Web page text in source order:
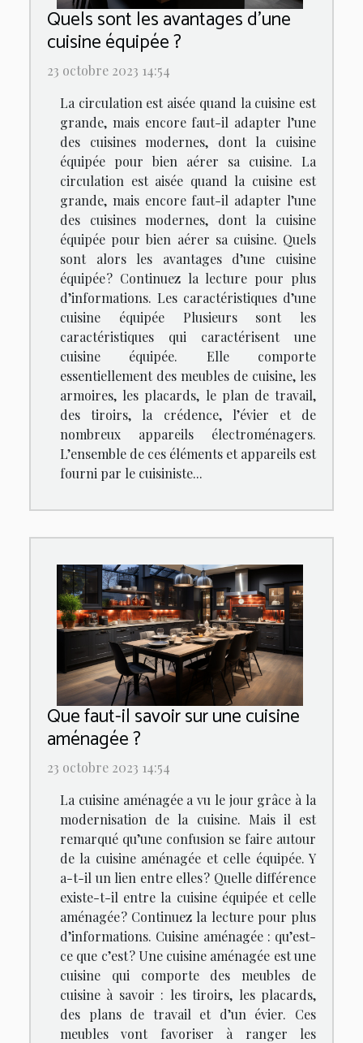
Quels sont les avantages d’une
cuisine équipée ?
23 octobre 2023 14:54
La circulation est aisée quand la cuisine est
grande, mais encore faut-il adapter l’une
des cuisines modernes, dont la cuisine
équipée pour bien aérer sa cuisine. La
circulation est aisée quand la cuisine est
grande, mais encore faut-il adapter l’une
des cuisines modernes, dont la cuisine
équipée pour bien aérer sa cuisine. Quels
sont alors les avantages d’une cuisine
équipée ? Continuez la lecture pour plus
d’informations. Les caractéristiques d’une
cuisine équipée Plusieurs sont les
caractéristiques qui caractérisent une
cuisine équipée. Elle comporte
essentiellement des meubles de cuisine, les
armoires, les placards, le plan de travail,
des tiroirs, la crédence, l’évier et de
nombreux appareils électroménagers.
L’ensemble de ces éléments et appareils est
fourni par le cuisiniste...
Que faut-il savoir sur une cuisine
aménagée ?
23 octobre 2023 14:54
La cuisine aménagée a vu le jour grâce à la
modernisation de la cuisine. Mais il est
remarqué qu’une confusion se faire autour
de la cuisine aménagée et celle équipée. Y
a-t-il un lien entre elles ? Quelle différence
existe-t-il entre la cuisine équipée et celle
aménagée ? Continuez la lecture pour plus
d’informations. Cuisine aménagée : qu’est-
ce que c’est ? Une cuisine aménagée est une
cuisine qui comporte des meubles de
cuisine à savoir : les tiroirs, les placards,
des plans de travail et d’un évier. Ces
meubles vont favoriser à ranger les